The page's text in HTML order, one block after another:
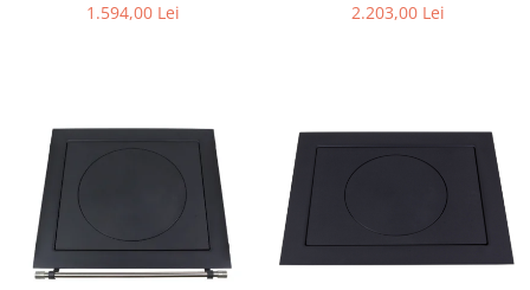
termorezistent, cu
1.594,00 Lei
66 x 60 cm
2.203,00 Lei